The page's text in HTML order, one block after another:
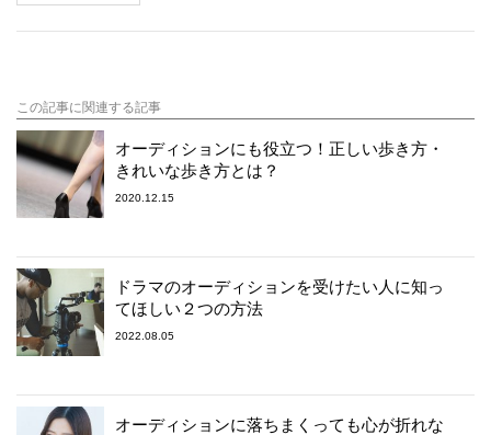
この記事に関連する記事
オーディションにも役立つ！正しい歩き方・
きれいな歩き方とは？
2020.12.15
ドラマのオーディションを受けたい人に知っ
てほしい２つの方法
2022.08.05
オーディションに落ちまくっても心が折れな